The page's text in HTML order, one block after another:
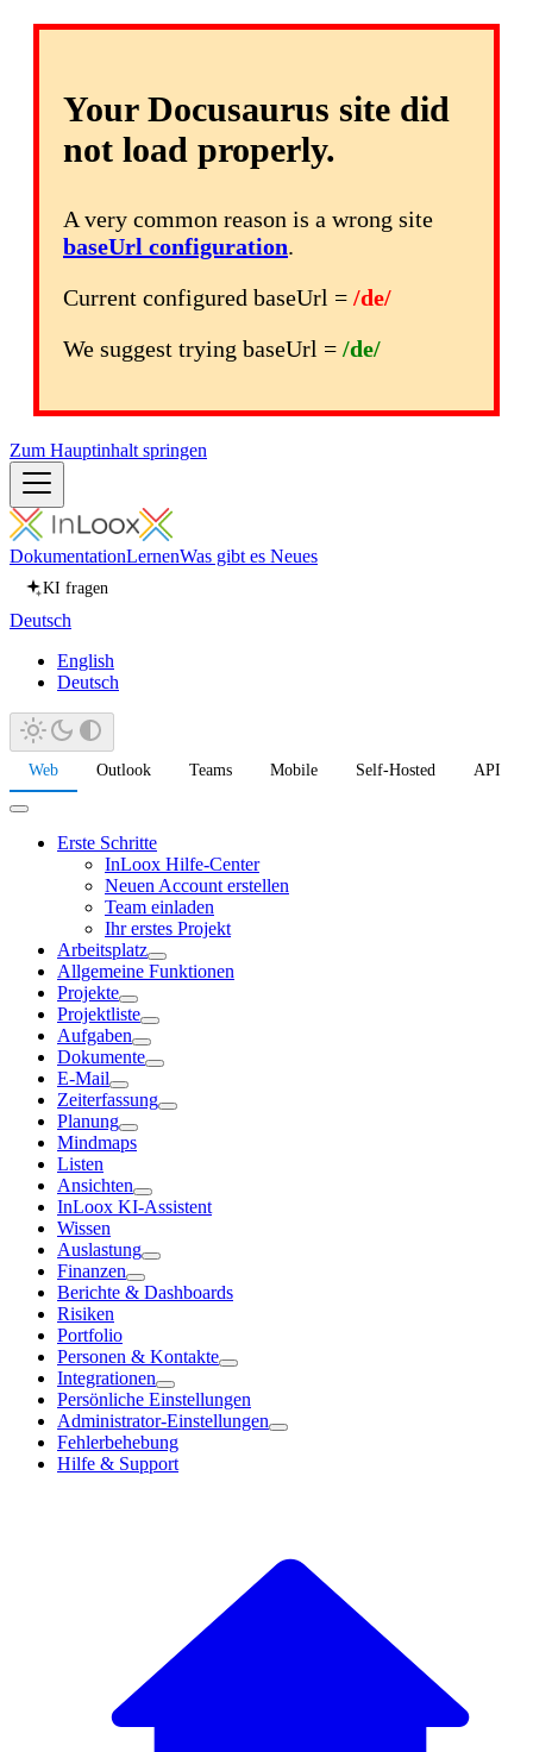
Your Docusaurus site did
not load properly.
A very common reason is a wrong site
baseUrl configuration.
Current configured baseUrl = /de/
We suggest trying baseUrl = /de/
Zum Hauptinhalt springen
DokumentationLernenWas gibt es Neues
KI fragen
Deutsch
English
Deutsch
Web Outlook Teams Mobile Self-Hosted API
Erste Schritte
InLoox Hilfe-Center
Neuen Account erstellen
Team einladen
Ihr erstes Projekt
Arbeitsplatz
Allgemeine Funktionen
Projekte
Projektliste
Aufgaben
Dokumente
E-Mail
Zeiterfassung
Planung
Mindmaps
Listen
Ansichten
InLoox KI-Assistent
Wissen
Auslastung
Finanzen
Berichte & Dashboards
Risiken
Portfolio
Personen & Kontakte
Integrationen
Persönliche Einstellungen
Administrator-Einstellungen
Fehlerbehebung
Hilfe & Support